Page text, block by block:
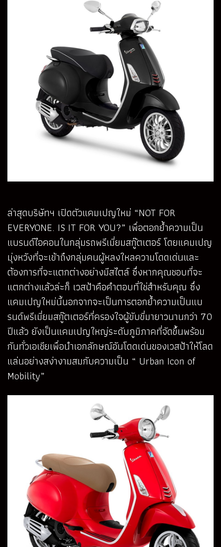
ล่าสุดบริษัทฯ เปิดตัวแคมเปญใหม่ “NOT FOR
EVERYONE. IS IT FOR YOU?” เพื่อตอกย้ำความเป็น
แบรนด์ไอคอนในกลุ่มรถพรีเมี่ยมสกู๊ตเตอร์ โดยแคมเปญ
มุ่งหวังที่จะเข้าถึงกลุ่มคนผู้หลงใหลความโดดเด่นและ
ต้องการที่จะแตกต่างอย่างมีสไตล์ ซึ่งหากคุณชอบที่จะ
แตกต่างแล้วล่ะก็ เวสป้าคือคำตอบที่ใช่สำหรับคุณ ซึ่ง
แคมเปญใหม่นี้นอกจากจะเป็นการตอกย้ำความเป็นแบ
รนด์พรีเมี่ยมสกู๊ตเตอร์ที่ครองใจผู้ขับขี่มายาวนานกว่า 70
ปีแล้ว ยังเป็นแคมเปญใหญ่ระดับภูมิภาคที่จัดขึ้นพร้อม
กันทั่วเอเชียเพื่อนำเอกลักษณ์อันโดดเด่นของเวสป้าให้โลด
แล่นอย่างสง่างามสมกับความเป็น “ Urban Icon of
Mobility”